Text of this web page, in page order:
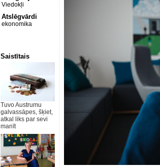
Viedokļi
Atslēgvārdi
ekonomika
Saistītais
Tuvo Austrumu
galvassāpes, šķiet,
atkal liks par sevi
manīt